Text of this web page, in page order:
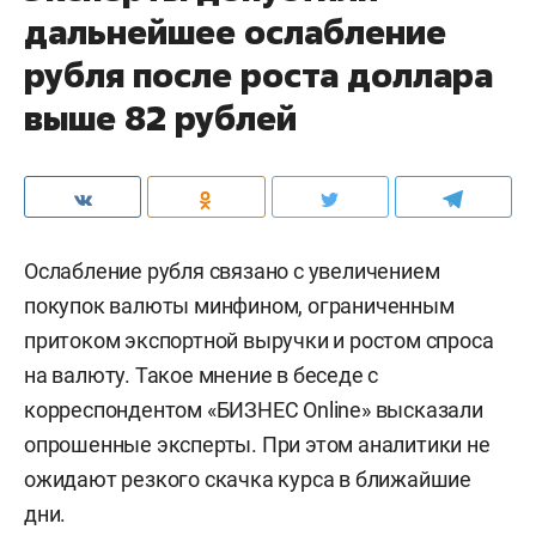
дальнейшее ослабление
рубля после роста доллара
выше 82 рублей
Ослабление рубля связано с увеличением
покупок валюты минфином, ограниченным
притоком экспортной выручки и ростом спроса
на валюту. Такое мнение в беседе с
корреспондентом «БИЗНЕС Online» высказали
опрошенные эксперты. При этом аналитики не
ожидают резкого скачка курса в ближайшие
дни.